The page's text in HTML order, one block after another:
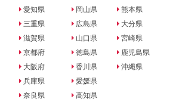
愛知県
三重県
滋賀県
京都府
大阪府
兵庫県
奈良県
岡山県
広島県
山口県
徳島県
香川県
愛媛県
高知県
熊本県
大分県
宮崎県
鹿児島県
沖縄県